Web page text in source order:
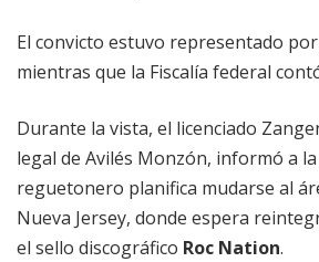
El convicto estuvo representado por
mientras que la Fiscalía federal
Durante la vista, el licenciado
legal de Avilés Monzón, informó a
reguetonero planifica mudarse al
Nueva Jersey, donde espera
el sello discográfico Roc Nation.